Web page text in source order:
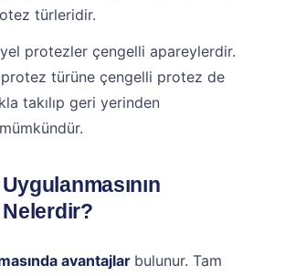
türleridir.
protezler çengelli apareylerdir.
türüne çengelli protez de
takılıp geri yerinden
Nelerdir?
avantajlar bulunur. Tam